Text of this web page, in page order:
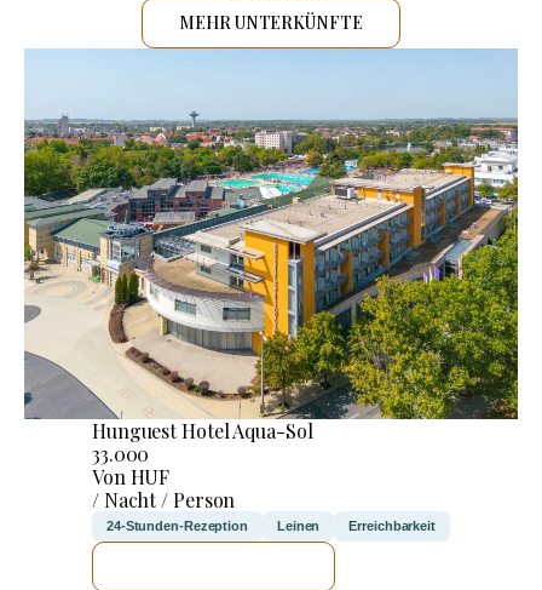
MEHR UNTERKÜNFTE
Hunguest Hotel Aqua-Sol
33.000
Von HUF
/ Nacht / Person
24-Stunden-Rezeption Leinen Erreichbarkeit